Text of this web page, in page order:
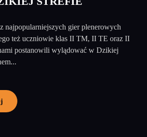
najpopularniejszych gier plenerowych
też uczniowie klas II TM, II TE oraz II
postanowili wylądować w Dzikiej